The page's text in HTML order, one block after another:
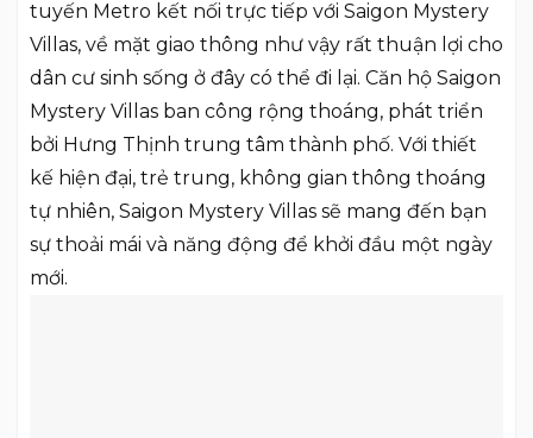
tuyến Metro kết nối trực tiếp với Saigon Mystery
Villas, về mặt giao thông như vậy rất thuận lợi cho
dân cư sinh sống ở đây có thể đi lại. Căn hộ Saigon
Mystery Villas ban công rộng thoáng, phát triển
bởi Hưng Thịnh trung tâm thành phố. Với thiết
kế hiện đại, trẻ trung, không gian thông thoáng
tự nhiên, Saigon Mystery Villas sẽ mang đến bạn
sự thoải mái và năng động để khởi đầu một ngày
mới.